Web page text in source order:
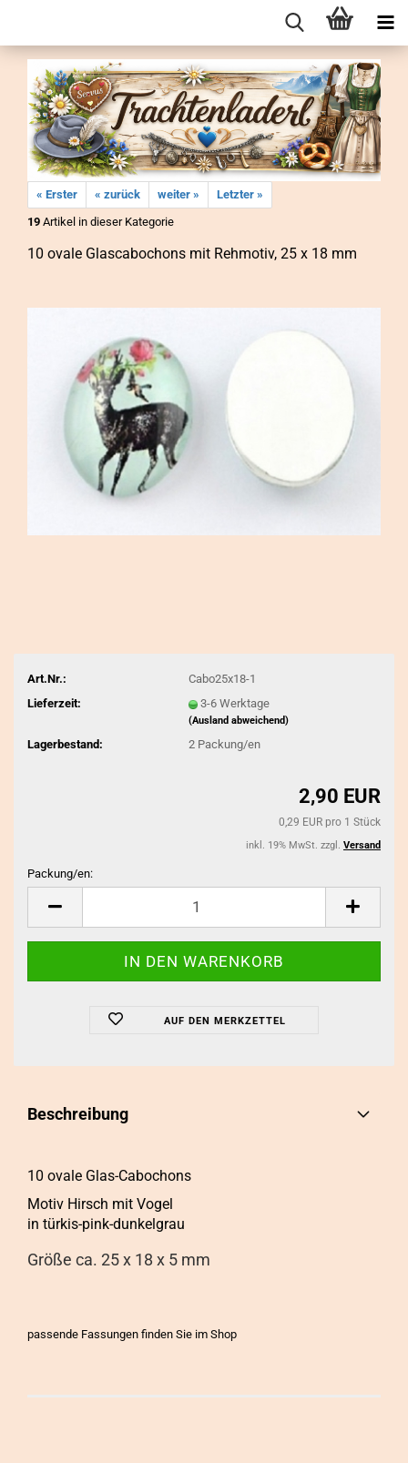
« Erster « zurück weiter »
Letzter »
19 Artikel in dieser Kategorie
10 ovale Glas­ca­bo­chons mit Reh­mo­tiv, 25 x 18 mm
Art.Nr.:
Cabo25x18-1
Lieferzeit:
3-6 Werktage
(Ausland abweichend)
Lagerbestand: 2 Packung/en
2,90 EUR
0,29 EUR pro 1 Stück
inkl. 19% MwSt. zzgl. Versand
Packung/en:
AUF DEN MERKZETTEL
Beschreibung
10 ovale Glas-Cabochons
Motiv Hirsch mit Vogel
in türkis-pink-dunkelgrau
Größe ca. 25 x 18 x 5 mm
passende Fassungen finden Sie im Shop